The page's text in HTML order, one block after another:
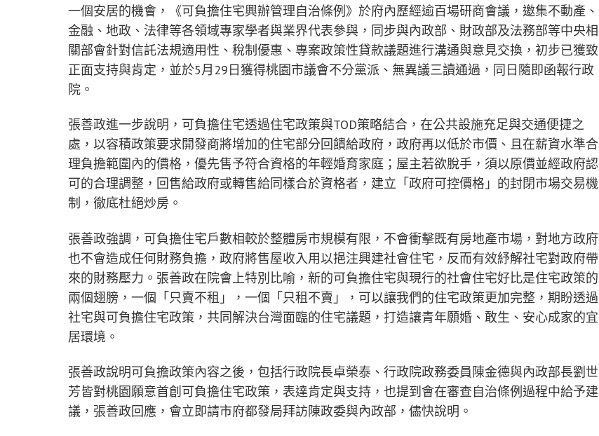
一個安居的機會，《可負擔住宅興辦管理自治條例》於府內歷經逾百場研商會議，邀集不動產、
金融、地政、法律等各領域專家學者與業界代表參與，同步與內政部、財政部及法務部等中央相
關部會針對信託法規適用性、稅制優惠、專案政策性貸款議題進行溝通與意見交換，初步已獲致
正面支持與肯定，並於5月29日獲得桃園市議會不分黨派、無異議三讀通過，同日隨即函報行政
院。
張善政進一步說明，可負擔住宅透過住宅政策與TOD策略結合，在公共設施充足與交通便捷之
處，以容積政策要求開發商將增加的住宅部分回饋給政府，政府再以低於市價、且在薪資水準合
理負擔範圍內的價格，優先售予符合資格的年輕婚育家庭；屋主若欲脫手，須以原價並經政府認
可的合理調整，回售給政府或轉售給同樣合於資格者，建立「政府可控價格」的封閉市場交易機
制，徹底杜絕炒房。
張善政強調，可負擔住宅戶數相較於整體房市規模有限，不會衝擊既有房地產市場，對地方政府
也不會造成任何財務負擔，政府將售屋收入用以挹注興建社會住宅，反而有效紓解社宅對政府帶
來的財務壓力。張善政在院會上特別比喻，新的可負擔住宅與現行的社會住宅好比是住宅政策的
兩個翅膀，一個「只賣不租」，一個「只租不賣」，可以讓我們的住宅政策更加完整，期盼透過
社宅與可負擔住宅政策，共同解決台灣面臨的住宅議題，打造讓青年願婚、敢生、安心成家的宜
居環境。
張善政說明可負擔政策內容之後，包括行政院長卓榮泰、行政院政務委員陳金德與內政部長劉世
芳皆對桃園願意首創可負擔住宅政策，表達肯定與支持，也提到會在審查自治條例過程中給予建
議，張善政回應，會立即請市府都發局拜訪陳政委與內政部，儘快說明。